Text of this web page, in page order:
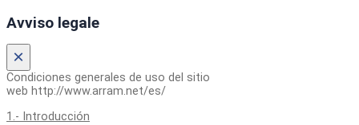
Avviso legale
×
Condiciones generales de uso del sitio
web http://www.arram.net/es/
1.- Introducción